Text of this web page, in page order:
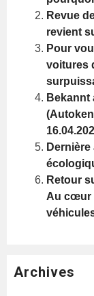
Revue
revient
Pour
voitures
Bekannt
Retour
Au cœur
Archives